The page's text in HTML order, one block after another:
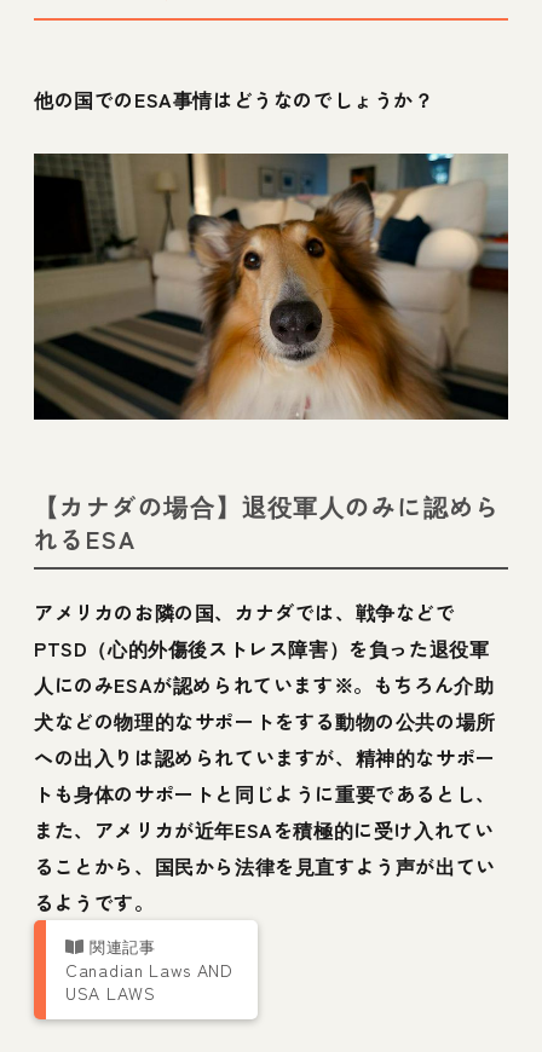
他の国でのESA事情はどうなのでしょうか？
【カナダの場合】退役軍人のみに認めら
れるESA
アメリカのお隣の国、カナダでは、戦争などで
PTSD（心的外傷後ストレス障害）を負った退役軍
人にのみESAが認められています※。もちろん介助
犬などの物理的なサポートをする動物の公共の場所
への出入りは認められていますが、精神的なサポー
トも身体のサポートと同じように重要であるとし、
また、アメリカが近年ESAを積極的に受け入れてい
ることから、国民から法律を見直すよう声が出てい
るようです。
Canadian Laws AND
USA LAWS